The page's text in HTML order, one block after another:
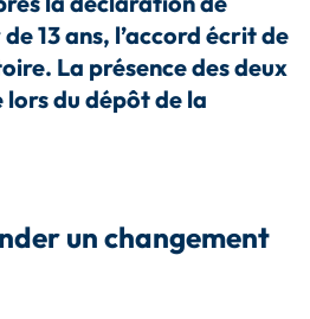
13 ans, l’accord écrit de
La présence des deux
lors du dépôt de la
un changement